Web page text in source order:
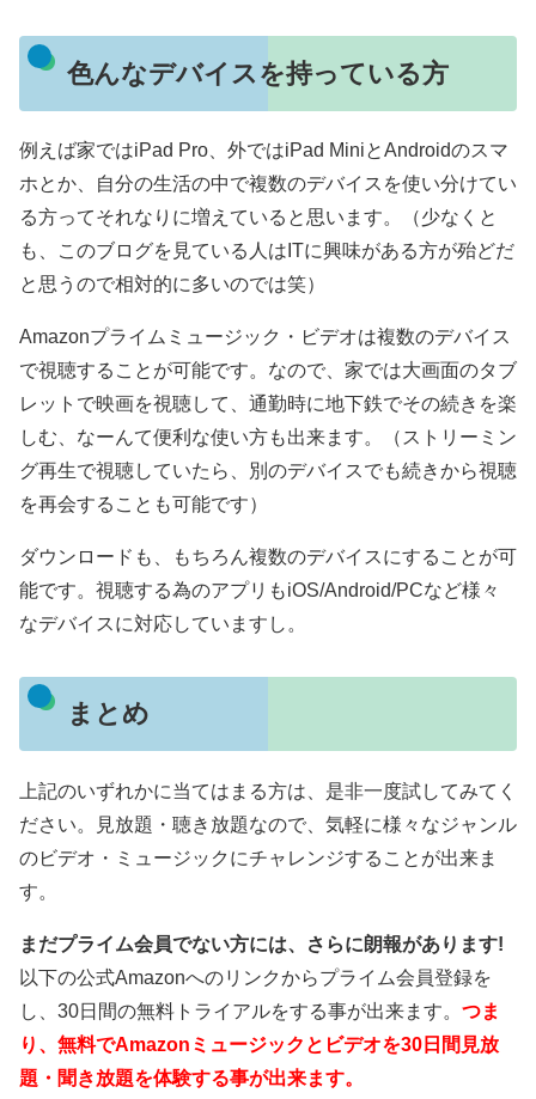
色んなデバイスを持っている方
例えば家ではiPad Pro、外ではiPad MiniとAndroidのスマ
ホとか、自分の生活の中で複数のデバイスを使い分けてい
る方ってそれなりに増えていると思います。（少なくと
も、このブログを見ている人はITに興味がある方が殆どだ
と思うので相対的に多いのでは笑）
Amazonプライムミュージック・ビデオは複数のデバイス
で視聴することが可能です。なので、家では大画面のタブ
レットで映画を視聴して、通勤時に地下鉄でその続きを楽
しむ、なーんて便利な使い方も出来ます。（ストリーミン
グ再生で視聴していたら、別のデバイスでも続きから視聴
を再会することも可能です）
ダウンロードも、もちろん複数のデバイスにすることが可
能です。視聴する為のアプリもiOS/Android/PCなど様々
なデバイスに対応していますし。
まとめ
上記のいずれかに当てはまる方は、是非一度試してみてく
ださい。見放題・聴き放題なので、気軽に様々なジャンル
のビデオ・ミュージックにチャレンジすることが出来ま
す。
まだプライム会員でない方には、さらに朗報があります!
以下の公式Amazonへのリンクからプライム会員登録を
し、30日間の無料トライアルをする事が出来ます。 つま
り、無料でAmazonミュージックとビデオを30日間見放
題・聞き放題を体験する事が出来ます。